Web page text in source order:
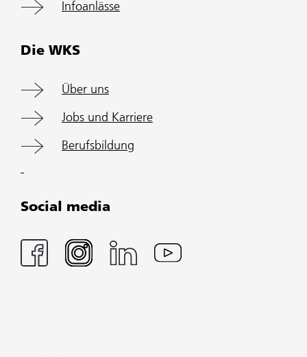
Infoanlässe
Die WKS
Über uns
Jobs und Karriere
Berufsbildung
Social media